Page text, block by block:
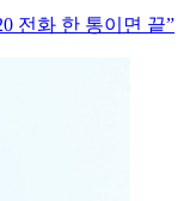
전화 한 통이면 끝”